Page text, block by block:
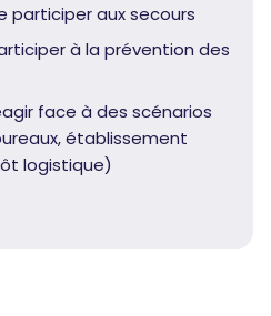
participer aux secours
à la prévention des
face à des scénarios
établissement
logistique)